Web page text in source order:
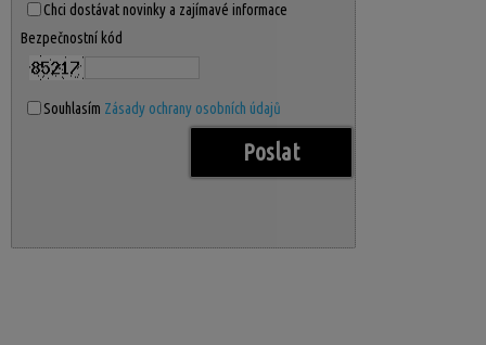
Chci dostávat novinky a zajímavé informace
Bezpečnostní kód
Souhlasím Zásady ochrany osobních údajů